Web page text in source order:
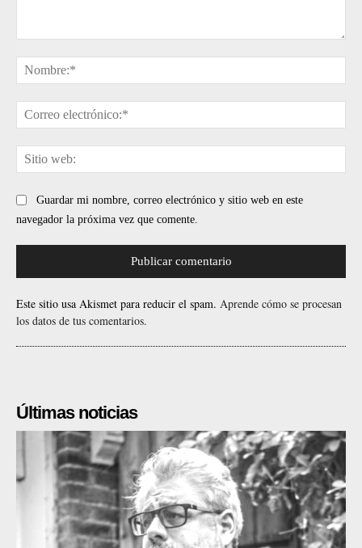
Guardar mi nombre, correo electrónico y sitio web en este
navegador la próxima vez que comente.
Este sitio usa Akismet para reducir el spam. Aprende cómo se procesan
los datos de tus comentarios.
Últimas noticias